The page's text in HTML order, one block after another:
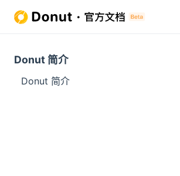
Donut 简介
Donut 简介